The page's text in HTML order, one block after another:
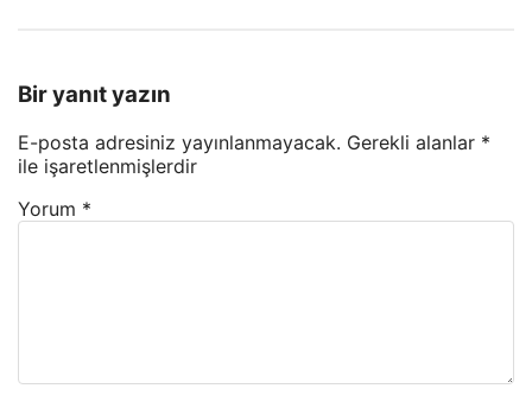
Bir yanıt yazın
E-posta adresiniz yayınlanmayacak. Gerekli alanlar *
ile işaretlenmişlerdir
Yorum *